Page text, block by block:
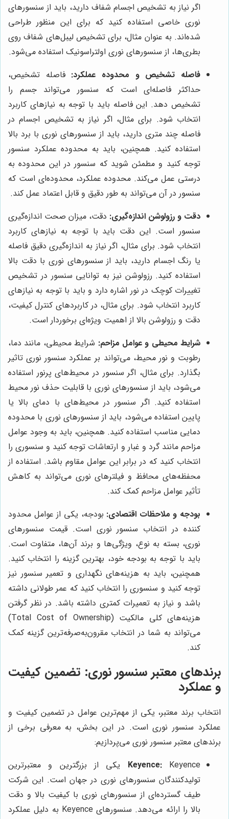
اگر نیاز به تشخیص اجسام شفاف دارید، باید از سنسورهای
نوری خاصی استفاده کنید که برای این منظور طراحی
شده‌اند. به عنوان مثال، برای تشخیص لیبل‌های شفاف روی
بطری‌ها، از سنسورهای نوری اولتراسونیک استفاده می‌شود.
فاصله تشخیص و محدوده عملکرد: فاصله تشخیص،
حداکثر فاصله‌ای است که سنسور می‌تواند جسم را
تشخیص دهد. این فاصله باید با توجه به نیازهای کاربرد
انتخاب شود. برای مثال، اگر نیاز به تشخیص اجسام در
فاصله چند متری دارید، باید از سنسورهای نوری با برد بالا
استفاده کنید. همچنین، باید به محدوده عملکرد سنسور
توجه کنید و مطمئن شوید که سنسور در این محدوده به
درستی عمل می‌کند. محدوده عملکرد، محدوده‌ای است که
سنسور در آن می‌تواند به طور دقیق و قابل اعتماد عمل کند.
دقت و رزولوشن اندازه‌گیری: دقت، میزان صحت اندازه‌گیری
سنسور است. این دقت باید با توجه به نیازهای کاربرد
انتخاب شود. برای مثال، اگر نیاز به اندازه‌گیری دقیق فاصله
یا رنگ اجسام دارید، باید از سنسورهای نوری با دقت بالا
استفاده کنید. رزولوشن نیز به توانایی سنسور در تشخیص
تغییرات کوچک در نور اشاره دارد و باید با توجه به نیازهای
کاربرد انتخاب شود. برای مثال، در کاربردهای کنترل کیفیت،
دقت و رزولوشن بالا از اهمیت ویژه‌ای برخوردار است.
شرایط محیطی و عوامل مزاحم: شرایط محیطی، مانند دما،
رطوبت و نور محیط، می‌تواند بر عملکرد سنسور نوری تاثیر
بگذارد. برای مثال، اگر سنسور در محیط‌های پرنور استفاده
می‌شود، باید از سنسورهای نوری با قابلیت حذف نور محیط
استفاده کنید. اگر سنسور در محیط‌های با دمای بالا یا
پایین استفاده می‌شود، باید از سنسورهای نوری با محدوده
دمایی مناسب استفاده کنید. همچنین، باید به وجود عوامل
مزاحم مانند گرد و غبار و ارتعاشات توجه کنید و سنسوری را
انتخاب کنید که در برابر این عوامل مقاوم باشد. استفاده از
محفظه‌های محافظ و فیلترهای نوری می‌تواند به کاهش
تأثیر عوامل مزاحم کمک کند.
بودجه و ملاحظات اقتصادی: بودجه، یکی از عوامل محدود
کننده در انتخاب سنسور نوری است. قیمت سنسورهای
نوری، بسته به نوع، ویژگی‌ها و برند آن‌ها، متفاوت است.
باید با توجه به بودجه خود، بهترین گزینه را انتخاب کنید.
همچنین، باید به هزینه‌های نگهداری و تعمیر سنسور نیز
توجه کنید و سنسوری را انتخاب کنید که عمر طولانی داشته
باشد و نیاز به تعمیرات کمتری داشته باشد. در نظر گرفتن
هزینه‌های کلی مالکیت (Total Cost of Ownership)
می‌تواند به شما در انتخاب مقرون‌به‌صرفه‌ترین گزینه کمک
کند.
برندهای معتبر سنسور نوری: تضمین کیفیت
و عملکرد
انتخاب برند معتبر، یکی از مهم‌ترین عوامل در تضمین کیفیت و
عملکرد سنسور نوری است. در این بخش، به معرفی برخی از
برندهای معتبر سنسور نوری می‌پردازیم:
Keyence: Keyence یکی از بزرگترین و معتبرترین
تولیدکنندگان سنسورهای نوری در جهان است. این شرکت
طیف گسترده‌ای از سنسورهای نوری با کیفیت بالا و دقت
بالا را ارائه می‌دهد. سنسورهای Keyence به دلیل عملکرد